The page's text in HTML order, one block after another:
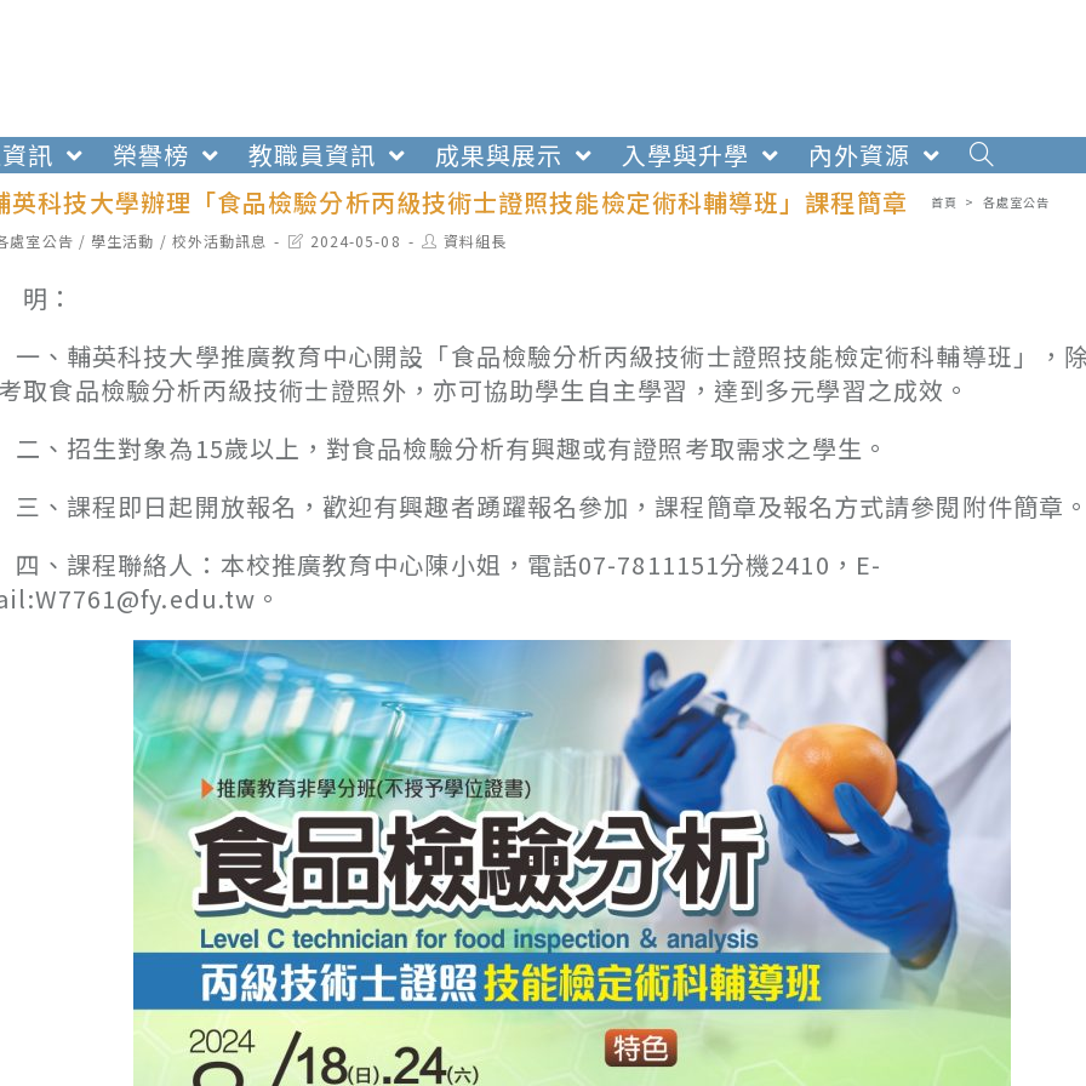
訊 榮譽榜 教職員資訊 成果與展示 入學與升學
內外資源
科技大學辦理「食品檢驗分析丙級技術士證照技能檢定術科輔導班」課程簡章
首頁 > 各處室公告
處室公告 / 學生活動 / 校外活動訊息
Post2024-05-08
Post資料組長
明：
輔英科技大學推廣教育中心開設「食品檢驗分析丙級技術士證照技能檢定術科輔導班」，
取食品檢驗分析丙級技術士證照外，亦可協助學生自主學習，達到多元學習之成效。
招生對象為15歲以上，對食品檢驗分析有興趣或有證照考取需求之學生。
課程即日起開放報名，歡迎有興趣者踴躍報名參加，課程簡章及報名方式請參閱附件簡章
課程聯絡人：本校推廣教育中心陳小姐，電話07-7811151分機2410，E-
。